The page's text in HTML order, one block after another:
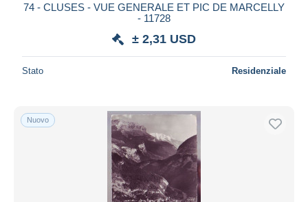
74 - CLUSES - VUE GENERALE ET PIC DE MARCELLY
- 11728
± 2,31 USD
Stato Residenziale
Nuovo